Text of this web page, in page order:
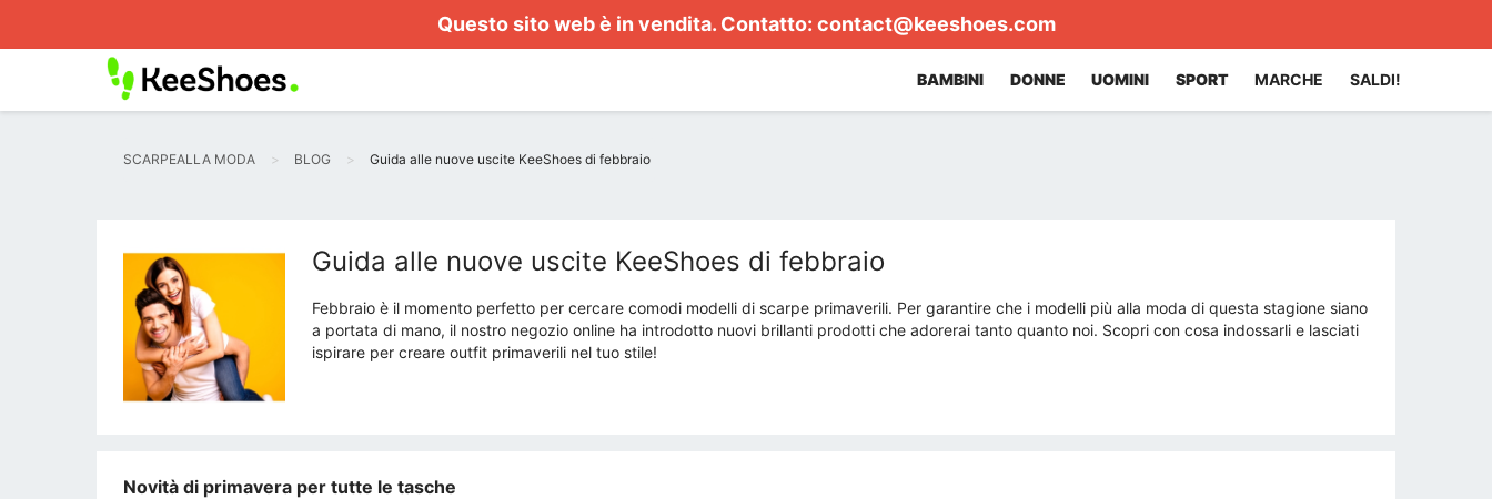
Questo sito web è in vendita. Contatto: contact@keeshoes.com
BAMBINI DONNE UOMINI SPORT MARCHE SALDI!
SCARPEALLA MODA BLOG Guida alle nuove uscite KeeShoes di febbraio
Guida alle nuove uscite KeeShoes di febbraio
Febbraio è il momento perfetto per cercare comodi modelli di scarpe primaverili. Per garantire che i modelli più alla moda di questa stagione siano
a portata di mano, il nostro negozio online ha introdotto nuovi brillanti prodotti che adorerai tanto quanto noi. Scopri con cosa indossarli e lasciati
ispirare per creare outfit primaverili nel tuo stile!
Novità di primavera per tutte le tasche